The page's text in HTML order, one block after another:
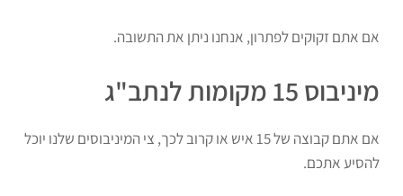
אם אתם זקוקים לפתרון, אנחנו ניתן את התשובה.
מיניבוס 15 מקומות לנתב"ג
אם אתם קבוצה של 15 איש או קרוב לכך, צי המיניבוסים שלנו יוכל
להסיע אתכם.